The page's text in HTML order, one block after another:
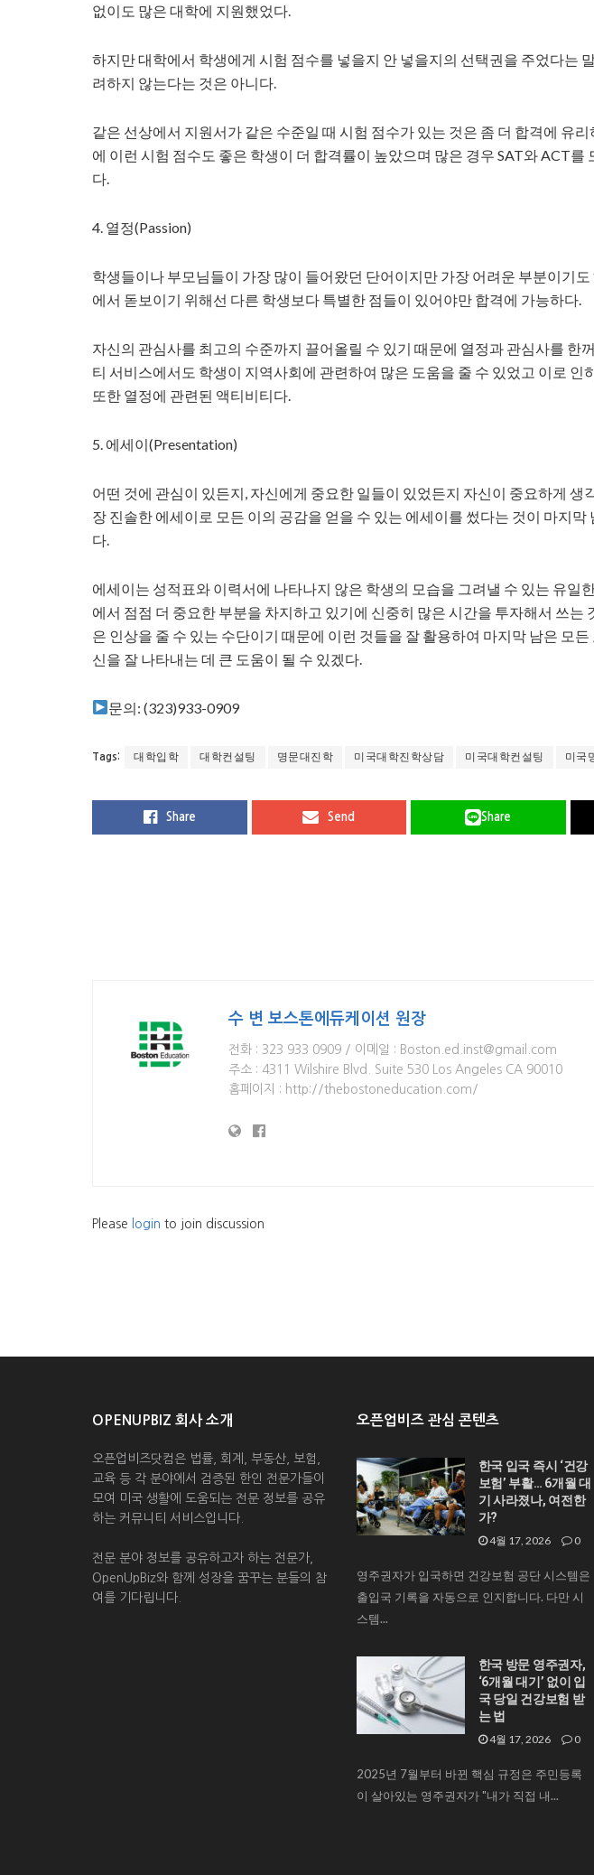
없이도 많은 대학에 지원했었다.
하지만 대학에서 학생에게 시험 점수를 넣을지 안 넣을지의 선택권을 주었다는
려하지 않는다는 것은 아니다.
같은 선상에서 지원서가 같은 수준일 때 시험 점수가 있는 것은 좀 더 합격에 유
에 이런 시험 점수도 좋은 학생이 더 합격률이 높았으며 많은 경우 SAT와 ACT를
다.
4. 열정(Passion)
학생들이나 부모님들이 가장 많이 들어왔던 단어이지만 가장 어려운 부분이기도
에서 돋보이기 위해선 다른 학생보다 특별한 점들이 있어야만 합격에 가능하다.
자신의 관심사를 최고의 수준까지 끌어올릴 수 있기 때문에 열정과 관심사를 한
티 서비스에서도 학생이 지역사회에 관련하여 많은 도움을 줄 수 있었고 이로 인
또한 열정에 관련된 액티비티다.
5. 에세이(Presentation)
어떤 것에 관심이 있든지, 자신에게 중요한 일들이 있었든지 자신이 중요하게 생
장 진솔한 에세이로 모든 이의 공감을 얻을 수 있는 에세이를 썼다는 것이 마지막
다.
에세이는 성적표와 이력서에 나타나지 않은 학생의 모습을 그려낼 수 있는 유일
에서 점점 더 중요한 부분을 차지하고 있기에 신중히 많은 시간을 투자해서 쓰는
은 인상을 줄 수 있는 수단이기 때문에 이런 것들을 잘 활용하여 마지막 남은 모
신을 잘 나타내는 데 큰 도움이 될 수 있겠다.
문의: (323)933-0909
Tags: 대학입학 대학컨설팅 명문대진학 미국대학진학상담 미국대학컨설팅 미국
Share Send Share
수 변 보스톤에듀케이션 원장
전화 : 323 933 0909 / 이메일 : Boston.ed.inst@gmail.com
주소 : 4311 Wilshire Blvd. Suite 530 Los Angeles CA 90010
홈페이지 : http://thebostoneducation.com/
Please login to join discussion
OPENUPBIZ 회사 소개
오픈업비즈닷컴은 법률, 회계, 부동산, 보험,
교육 등 각 분야에서 검증된 한인 전문가들이
모여 미국 생활에 도움되는 전문 정보를 공유
하는 커뮤니티 서비스입니다.
전문 분야 정보를 공유하고자 하는 전문가,
OpenUpBiz와 함께 성장을 꿈꾸는 분들의 참
여를 기다립니다.
오픈업비즈 관심 콘텐츠
한국 입국 즉시 ‘건강
보험’ 부활… 6개월 대
기 사라졌나, 여전한
가?
4월 17, 2026 0
영주권자가 입국하면 건강보험 공단 시스템은
출입국 기록을 자동으로 인지합니다. 다만 시
스템...
한국 방문 영주권자,
‘6개월 대기’ 없이 입
국 당일 건강보험 받
는 법
4월 17, 2026 0
2025년 7월부터 바뀐 핵심 규정은 주민등록
이 살아있는 영주권자가 "내가 직접 내...